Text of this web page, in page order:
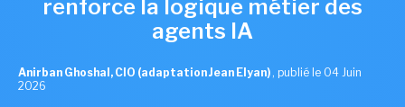
renforce la logique métier des
agents IA
Anirban Ghoshal, CIO (adaptation Jean Elyan) , publié le 04 Juin
2026